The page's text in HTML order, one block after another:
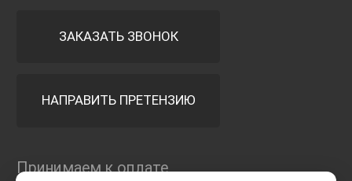
ЗАКАЗАТЬ ЗВОНОК
НАПРАВИТЬ ПРЕТЕНЗИЮ
Принимаем к оплате